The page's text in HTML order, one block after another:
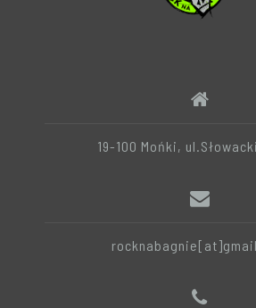
19-100 Mońki,